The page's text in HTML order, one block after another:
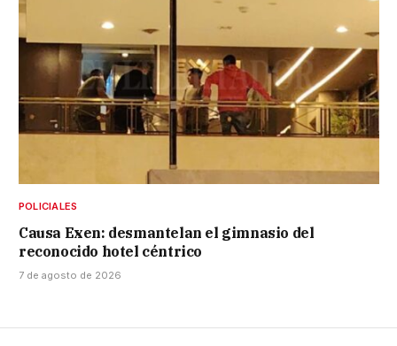
POLICIALES
Causa Exen: desmantelan el gimnasio del
reconocido hotel céntrico
7 de agosto de 2026